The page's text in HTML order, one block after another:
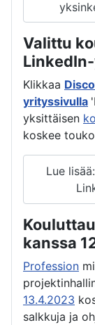
Valittu
Klikkaa
yrityssivulla
yksittäisen
koskee
Lue
kanssa
Profession
13.4.2023
salkkuja ja